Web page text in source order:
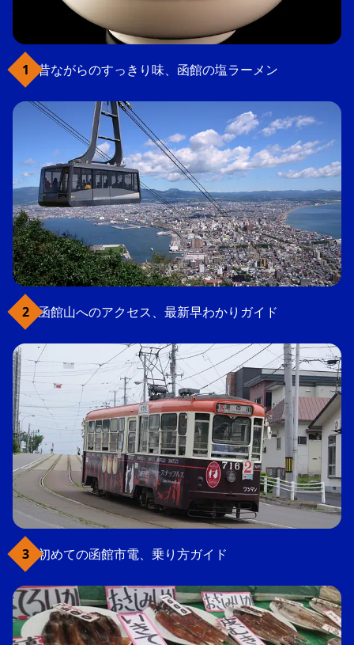
昔ながらのすっきり味、函館の塩ラーメン
函館山へのアクセス、最新早わかりガイド
初めての函館市電、乗り方ガイド